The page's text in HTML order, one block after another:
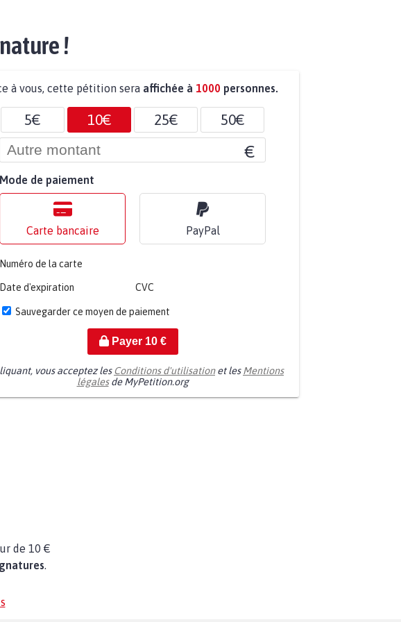
!
à vous, cette pétition sera affichée à 1000 personnes.
5€ 10€ 25€ 50€
€
Mode de paiement
Carte bancaire PayPal
Numéro de la carte
Date d'expiration CVC
Sauvegarder ce moyen de paiement
Payer 10€
vous acceptez les Conditions d'utilisationet lesMentions
légalesde MyPetition.org
de 10 €
.